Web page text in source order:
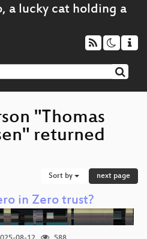
"Thomas
returned
Sort by next page
in Zero trust?